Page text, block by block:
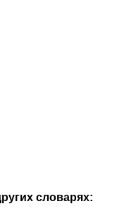
словарях: